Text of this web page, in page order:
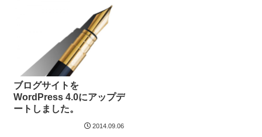
ブログサイトを
WordPress 4.0にアップデ
ートしました。
2014.09.06